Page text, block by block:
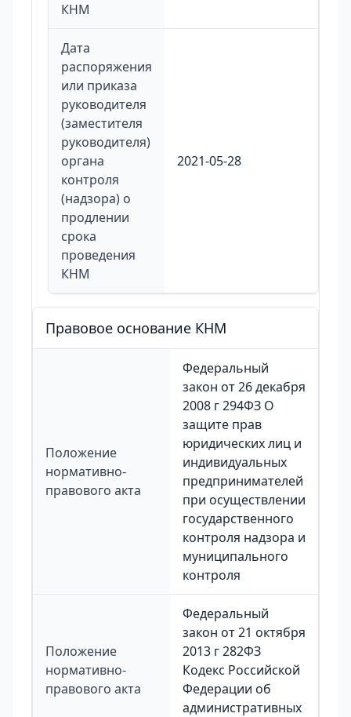
КНМ
Дата
распоряжения
или приказа
руководителя
(заместителя
руководителя)
органа
контроля
(надзора) о
продлении
срока
проведения
КНМ
2021-05-28
Правовое основание КНМ
Положение
нормативно-
правового акта
Федеральный
закон от 26 декабря
2008 г 294ФЗ О
защите прав
юридических лиц и
индивидуальных
предпринимателей
при осуществлении
государственного
контроля надзора и
муниципального
контроля
Положение
нормативно-
правового акта
Федеральный
закон от 21 октября
2013 г 282ФЗ
Кодекс Российской
Федерации об
административных